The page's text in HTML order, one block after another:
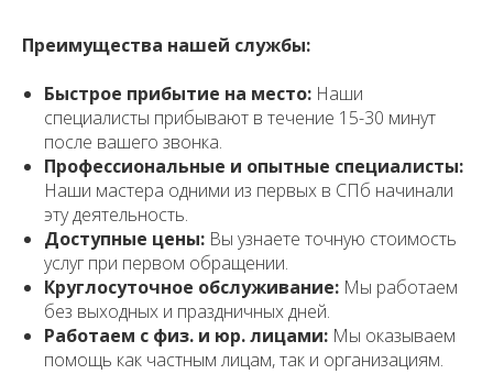
Преимущества нашей службы:
Быстрое прибытие на место: Наши
специалисты прибывают в течение 15-30 минут
после вашего звонка.
Профессиональные и опытные специалисты:
Наши мастера одними из первых в СПб начинали
эту деятельность.
Доступные цены: Вы узнаете точную стоимость
услуг при первом обращении.
Круглосуточное обслуживание: Мы работаем
без выходных и праздничных дней.
Работаем с физ. и юр. лицами: Мы оказываем
помощь как частным лицам, так и организациям.